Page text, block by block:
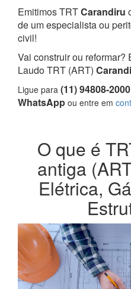
Emitimos TRTCarandiru
de um especialista ou
civil!
Vai construir ou reformar?
Laudo TRT (ART)
Ligue para (11) 94808-
WhatsApp ou entre em
O que é
antiga
Elétrica,